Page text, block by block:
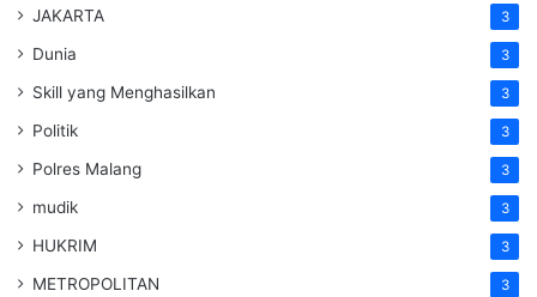
JAKARTA 3
Dunia 3
Skill yang Menghasilkan 3
Politik 3
Polres Malang 3
mudik 3
HUKRIM 3
METROPOLITAN 3